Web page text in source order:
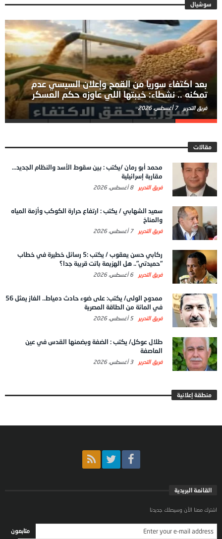
سوشيال
بعد اكتفاء سوريا من القمح وإعلان السيسي عدم
تمكنه .. نشطاء: خيبتها اللي عاوزه حكم العسكر
فريق التحرير 7 أغسطس، 2026
مقالات
محمد أبو رمان /يكتب : بين سقوط الأسد والنظام الجديد…
مقاربة إسرائيلية
فريق التحرير 8 أغسطس، 2026
سعيد الشهابي / يكتب : ارتفاع حرارة الكوكب وأزمة المياه
والمناخ
فريق التحرير 7 أغسطس، 2026
ركابي حسن يعقوب / يكتب :5 رسائل خطيرة في خطاب
“حميدتي”.. هل الهزيمة باتت قريبة جدا؟
فريق التحرير 6 أغسطس، 2026
ممدوح الولى/ يكتب: على ضوء حادث دمياط.. الغاز يمثل 56
في المائة من الطاقة المصرية
فريق التحرير 5 أغسطس، 2026
طلال عوكل/ يكتب : الضفة وبضمنها القدس في عين
العاصفة
فريق التحرير 3 أغسطس، 2026
منطقة إعلانية
القائمة البريدية
اشترك معنا الأن وسيصلك جديدنا